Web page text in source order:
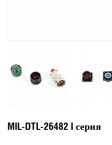
MIL-DTL-26482 I серия